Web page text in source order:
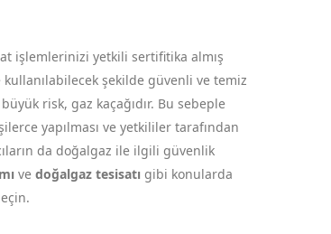
işlemlerinizi yetkili sertifitika almış
şekilde güvenli ve temiz
risk, gaz kaçağıdır. Bu sebeple
yapılması ve yetkililer tarafından
da doğalgaz ile ilgili güvenlik
ve doğalgaz tesisatı gibi konularda